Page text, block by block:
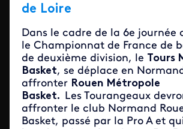
de Loire
Dans le cadre de la 6e journée
le Championnat de France de
de deuxième division, le Tours
Basket, se déplace en
affronter Rouen Métropole
Basket. Les Tourangeaux
affronter le club Normand
Basket, passé par la Pro A et